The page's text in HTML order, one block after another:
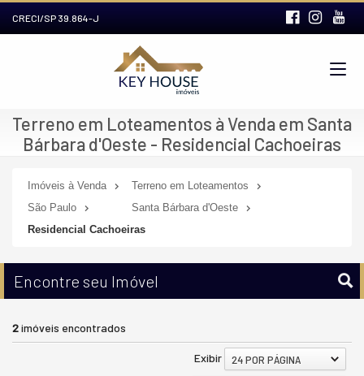
CRECI/SP 39.864-J
Terreno em Loteamentos à Venda em Santa
Bárbara d'Oeste - Residencial Cachoeiras
Imóveis à Venda
Terreno em Loteamentos
São Paulo
Santa Bárbara d'Oeste
Residencial Cachoeiras
Encontre seu Imóvel
2imóveis encontrados
Exibir
24 POR PÁGINA